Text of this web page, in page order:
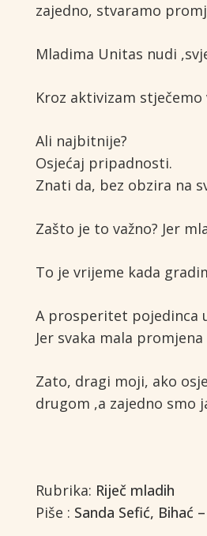
zajedno, stvaramo
Mladima Unitas nudi
Kroz aktivizam
Ali najbitnije?
Osjećaj pripadnosti.
Znati da, bez obzira na
Zašto je to važno? Jer
To je vrijeme kada
A prosperitet pojedinca
Jer svaka mala
Zato, dragi moji, ako
drugom ,a zajedno smo
Rubrika: Riječ mladih
Piše : Sanda Sefić, Bihać